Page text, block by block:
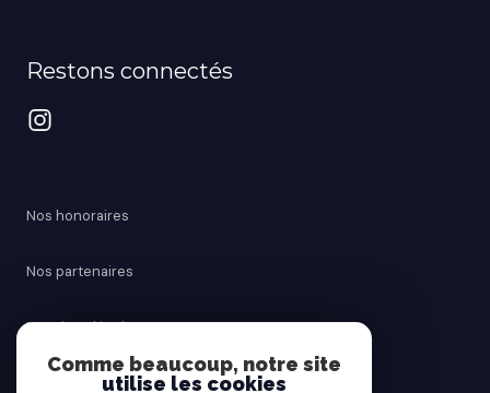
Restons connectés
Nos honoraires
Nos partenaires
Mentions légales
Comme beaucoup, notre site
utilise les cookies